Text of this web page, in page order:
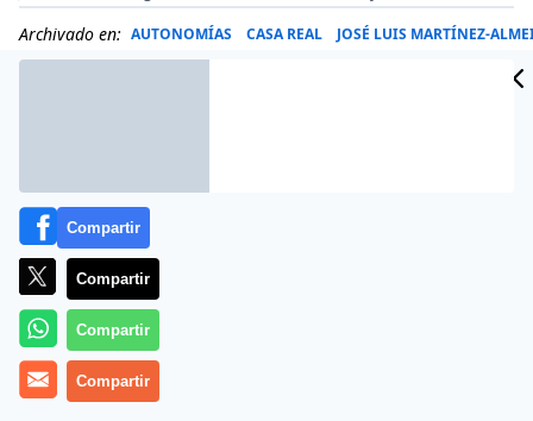
Archivado en: AUTONOMÍAS CASA REAL JOSÉ LUIS MARTÍNEZ-
Compartir
Compartir
Compartir
Compartir